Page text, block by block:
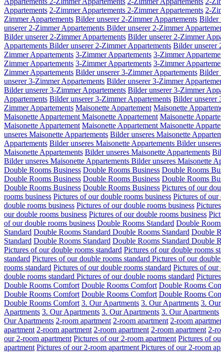
Appartements 2-Zimmer Appartements 2-Zimmer Appartements 2-
Zimmer Appartements Bilder unserer 2-Zimmer Appartements Bilder
unserer 2-Zimmer Appartements Bilder unserer 2-Zimmer
Bilder unserer 2-Zimmer Appartements Bilder unserer 2-Zimmer
Appartements Bilder unserer 2-Zimmer Appartements Bilder unserer
Zimmer Appartements 3-Zimmer Appartements 3-Zimmer
Zimmer Appartements 3-Zimmer Appartements 3-Zimmer
Zimmer Appartements Bilder unserer 3-Zimmer Appartements Bilder
unserer 3-Zimmer Appartements Bilder unserer 3-Zimmer
Bilder unserer 3-Zimmer Appartements Bilder unserer 3-Zimmer
Appartements Bilder unserer 3-Zimmer Appartements Bilder unserer
Zimmer Appartements Maisonette Appartement Maisonette
Maisonette Appartement Maisonette Appartement Maisonette
Maisonette Appartement Maisonette Appartement Maisonette
unseres Maisonette Appartements Bilder unseres Maisonette
Appartements Bilder unseres Maisonette Appartements Bilder
Maisonette Appartements Bilder unseres Maisonette Appartements
Bilder unseres Maisonette Appartements Bilder unseres Maisonette
Double Rooms Business Double Rooms Business Double Rooms
Double Rooms Business Double Rooms Business Double Rooms
Double Rooms Business Double Rooms Business Pictures of our
rooms business Pictures of our double rooms business Pictures of our
double rooms business Pictures of our double rooms business
our double rooms business Pictures of our double rooms business
of our double rooms business Double Rooms Standard Double
Standard Double Rooms Standard Double Rooms Standard Double
Standard Double Rooms Standard Double Rooms Standard Double
Pictures of our double rooms standard Pictures of our double rooms
standard Pictures of our double rooms standard Pictures of our
rooms standard Pictures of our double rooms standard Pictures of our
double rooms standard Pictures of our double rooms standard
Double Rooms Comfort Double Rooms Comfort Double Rooms
Double Rooms Comfort Double Rooms Comfort Double Rooms
Double Rooms Comfort 3. Our Apartments 3. Our Apartments 3.
Apartments 3. Our Apartments 3. Our Apartments 3. Our Apartments
Our Apartments 2-room apartment 2-room apartment 2-room
apartment 2-room apartment 2-room apartment 2-room apartment 2-
our 2-room apartment Pictures of our 2-room apartment Pictures of
apartment Pictures of our 2-room apartment Pictures of our 2-room